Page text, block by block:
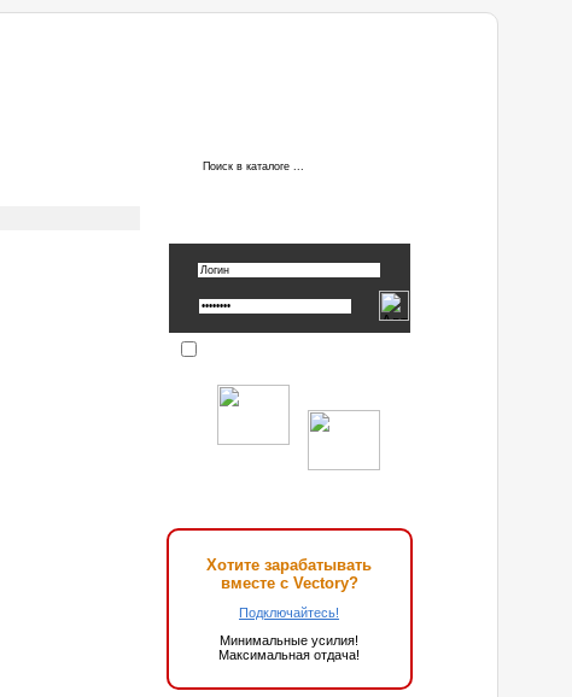
Хотите зарабатывать
вместе с Vectory?
Подключайтесь!
Минимальные усилия!
Максимальная отдача!